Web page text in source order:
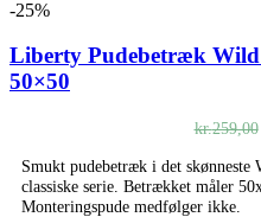
-25%
Liberty Pudebetræk Wild
50×50
kr.259,00
Smukt pudebetræk i det
classiske serie. Betrækket måler
Monteringspude medfølger ikke.